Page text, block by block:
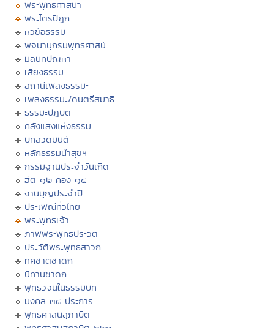
พระพุทธศาสนา
พระไตรปิฏก
หัวข้อธรรม
พจนานุกรมพุทธศาสน์
มิลินทปัญหา
เสียงธรรม
สถานีเพลงธรรมะ
เพลงธรรมะ/ดนตรีสมาธิ
ธรรมะปฏิบัติ
คลังแสงแห่งธรรม
บทสวดมนต์
หลักธรรมนำสุขฯ
กรรมฐานประจำวันเกิด
ฮีต ๑๒ คอง ๑๔
งานบุญประจำปี
ประเพณีทั่วไทย
พระพุทธเจ้า
ภาพพระพุทธประวัติ
ประวัติพระพุทธสาวก
ทศชาติชาดก
นิทานชาดก
พุทธวจนในธรรมบท
มงคล ๓๘ ประการ
พุทธศาสนสุภาษิต